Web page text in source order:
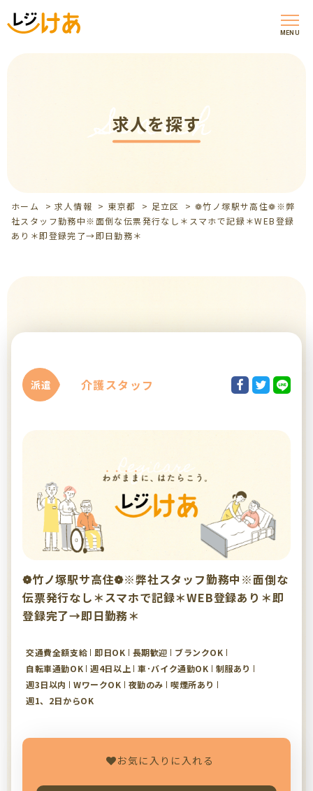
MENU
求人を探す
Search
ホーム >求人情報 > 東京都 > 足立区 >❁竹ノ塚駅サ高住❁※弊
社スタッフ勤務中※面倒な伝票発行なし＊スマホで記録＊WEB登録
あり＊即登録完了→即日勤務＊
派遣 介護スタッフ
❁竹ノ塚駅サ高住❁※弊社スタッフ勤務中※面倒な
伝票発行なし＊スマホで記録＊WEB登録あり＊即
登録完了→即日勤務＊
交通費全額支給 即日OK 長期歓迎
ブランクOK
自転車通勤OK
週4日以上 車･バイク通勤OK
制服あり
週3日以内
WワークOK 夜勤のみ
喫煙所あり
週1、2日からOK
お気に入りに入れる